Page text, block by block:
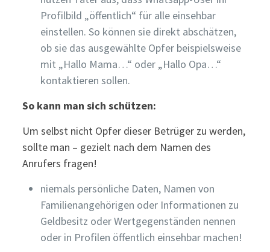
Profilbild „öffentlich“ für alle einsehbar
einstellen. So können sie direkt abschätzen,
ob sie das ausgewählte Opfer beispielsweise
mit „Hallo Mama…“ oder „Hallo Opa…“
kontaktieren sollen.
So kann man sich schützen:
Um selbst nicht Opfer dieser Betrüger zu werden,
sollte man – gezielt nach dem Namen des
Anrufers fragen!
niemals persönliche Daten, Namen von
Familienangehörigen oder Informationen zu
Geldbesitz oder Wertgegenständen nennen
oder in Profilen öffentlich einsehbar machen!